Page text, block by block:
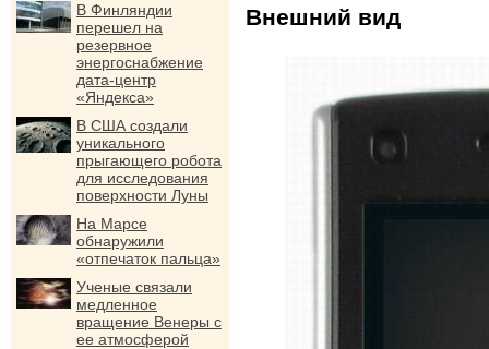
В Финляндии
перешел на
резервное
энергоснабжение
дата-центр
«Яндекса»
В США создали
уникального
прыгающего робота
для исследования
поверхности Луны
На Марсе
обнаружили
«отпечаток пальца»
Ученые связали
медленное
вращение Венеры с
ее атмосферой
Внешний вид